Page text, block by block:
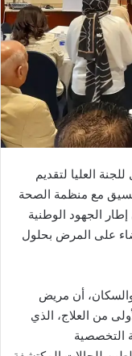
العليا لتقديم
مع منظمة الصحة
الجهود الوطنية
للقضاء على المرض بحلول
والسكان، أن مريض
من العلاج، الذي
التخصصية